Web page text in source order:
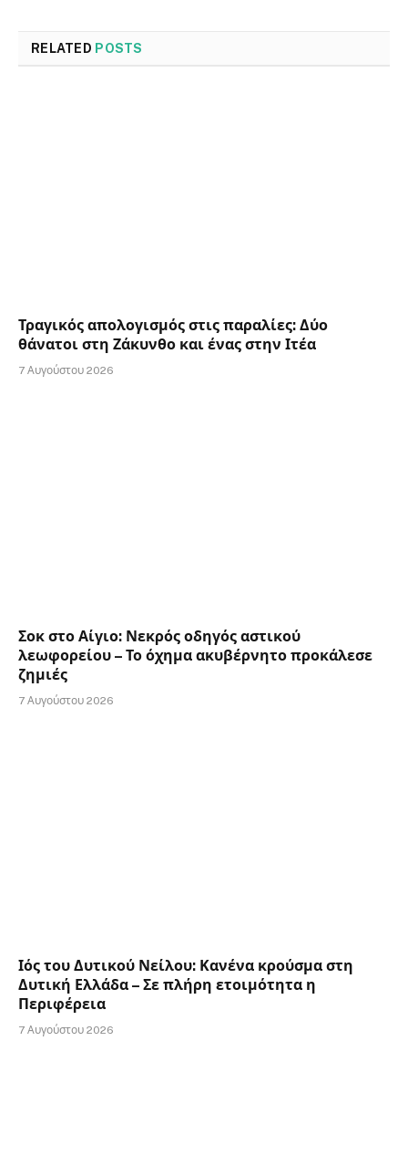
RELATED POSTS
Τραγικός απολογισμός στις παραλίες: Δύο
θάνατοι στη Ζάκυνθο και ένας στην Ιτέα
7 Αυγούστου 2026
Σοκ στο Αίγιο: Νεκρός οδηγός αστικού
λεωφορείου – Το όχημα ακυβέρνητο προκάλεσε
ζημιές
7 Αυγούστου 2026
Ιός του Δυτικού Νείλου: Κανένα κρούσμα στη
Δυτική Ελλάδα – Σε πλήρη ετοιμότητα η
Περιφέρεια
7 Αυγούστου 2026